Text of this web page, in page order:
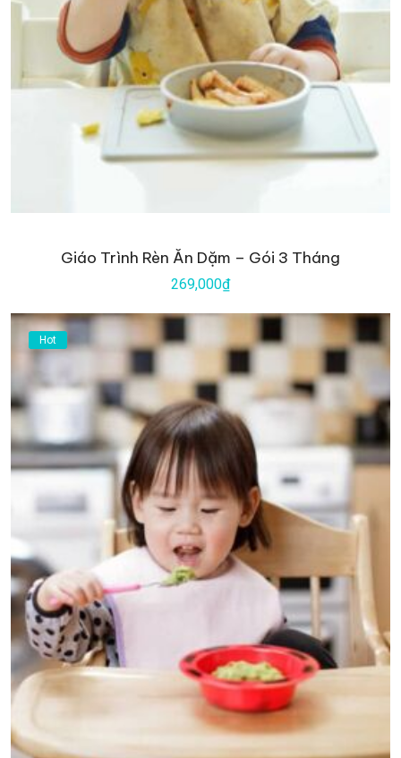
Giáo Trình Rèn Ăn Dặm – Gói 3 Tháng
269,000₫
Hot